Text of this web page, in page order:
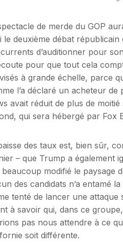
de merde du GOP
le deuxième débat
d’auditionner pour
pour que tout cela
à grande échelle, parce
l’a déclaré un acheteur de
avait réduit de plus de
qui sera hébergé par Fox
des taux est, bien sûr,
– que Trump a également
beaucoup modifié le paysage
des candidats n’a entamé
tenté de lancer une attaque
à savoir qui, dans ce
pas nous attendre à ce
soit différente.